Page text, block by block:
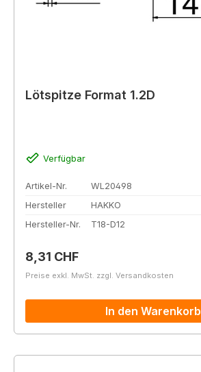
Lötspitze Format 1.2D
Verfügbar
Artikel-Nr.
WL20498
Hersteller
HAKKO
Hersteller-Nr.
T18-D12
Regulärer Preis:
8,31 CHF
Preise exkl. MwSt. zzgl. Versandkosten
In den Warenkorb